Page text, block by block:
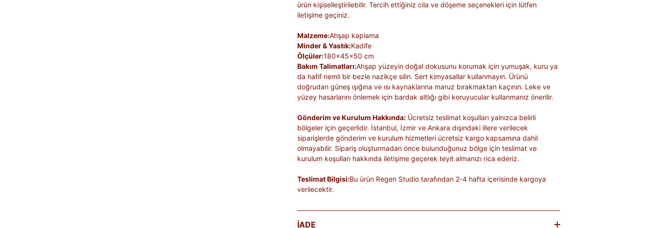
ürün kişiselleştirilebilir. Tercih ettiğiniz cila ve döşeme seçenekleri için lütfen
iletişime geçiniz.
Malzeme:Ahşap kaplama
Minder & Yastık:Kadife
Ölçüler:180x45x50 cm
Bakım Talimatları:Ahşap yüzeyin doğal dokusunu korumak için yumuşak, kuru ya
da hafif nemli bir bezle nazikçe silin. Sert kimyasallar kullanmayın. Ürünü
doğrudan güneş ışığına ve ısı kaynaklarına maruz bırakmaktan kaçının. Leke ve
yüzey hasarlarını önlemek için bardak altlığı gibi koruyucular kullanmanız önerilir.
Gönderim ve Kurulum Hakkında: Ücretsiz teslimat koşulları yalnızca belirli
bölgeler için geçerlidir. İstanbul, İzmir ve Ankara dışındaki illere verilecek
siparişlerde gönderim ve kurulum hizmetleri ücretsiz kargo kapsamına dahil
olmayabilir. Sipariş oluşturmadan önce bulunduğunuz bölge için teslimat ve
kurulum koşulları hakkında iletişime geçerek teyit almanızı rica ederiz.
Teslimat Bilgisi:Bu ürün Regen Studio tarafından 2-4 hafta içerisinde kargoya
verilecektir.
İADE